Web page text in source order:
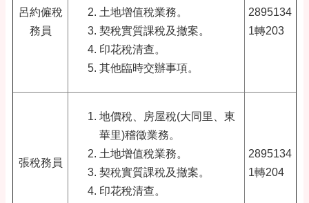
呂約僱稅
務員
土地增值稅業務。
契稅實質課稅及撤案。
印花稅清查。
其他臨時交辦事項。
2895134
1轉203
張稅務員
地價稅、房屋稅(大同里、東
華里)稽徵業務。
土地增值稅業務。
契稅實質課稅及撤案。
印花稅清查。
2895134
1轉204